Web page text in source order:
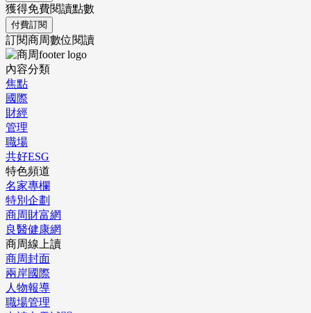
獲得免費閱讀點數
付費訂閱
訂閱商周數位閱讀
內容分類
焦點
國際
財經
管理
職場
共好ESG
特色頻道
名家專欄
特別企劃
商周財富網
良醫健康網
商周線上讀
商周封面
兩岸國際
人物報導
職場管理